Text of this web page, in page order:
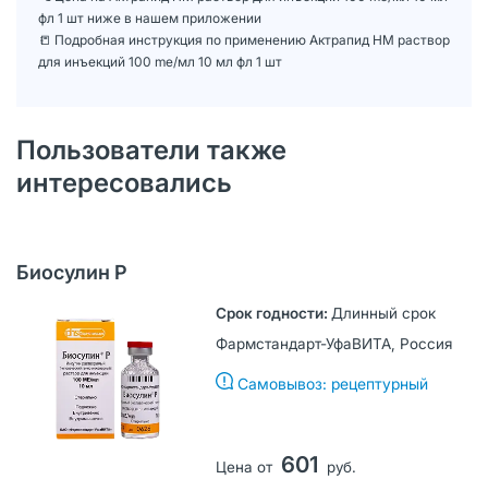
фл 1 шт ниже в нашем приложении
📒 Подробная инструкция по применению Актрапид НМ раствор
для инъекций 100 me/мл 10 мл фл 1 шт
Пользователи также
интересовались
Биосулин Р
Длинный срок
Фармстандарт-УфаВИТА, Россия
Самовывоз: рецептурный
Цена от 601 руб.